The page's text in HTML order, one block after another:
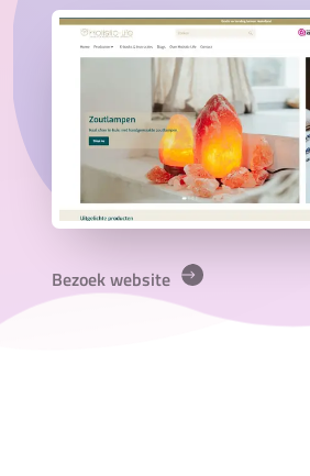
Bezoek website